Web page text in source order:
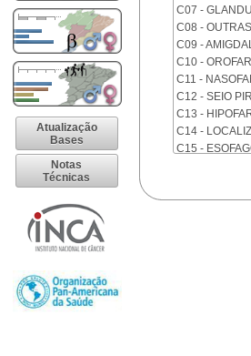
Atualização
Bases
Notas
Técnicas
C07 -
C08 -
C09 -
C10 -
C11 -
C12 - SEIO
C13 -
C14 -
C15 -
C18 - COLON